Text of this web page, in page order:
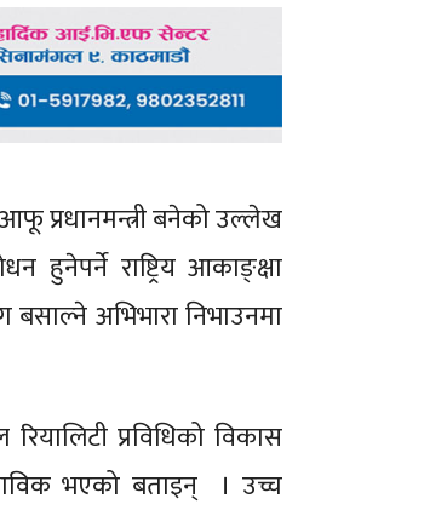
प्रधानमन्त्री बनेको उल्लेख
हुनेपर्ने राष्ट्रिय आकाङ्क्षा
अभिभारा निभाउनमा
प्रविधिको विकास
भएको बताइन् । उच्च